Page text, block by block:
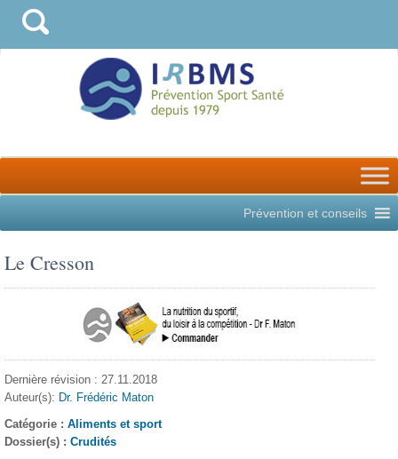
Prévention et conseils
Le Cresson
Dernière révision : 27.11.2018
Auteur(s): Dr. Frédéric Maton
Catégorie :Aliments et sport
Dossier(s) :Crudités